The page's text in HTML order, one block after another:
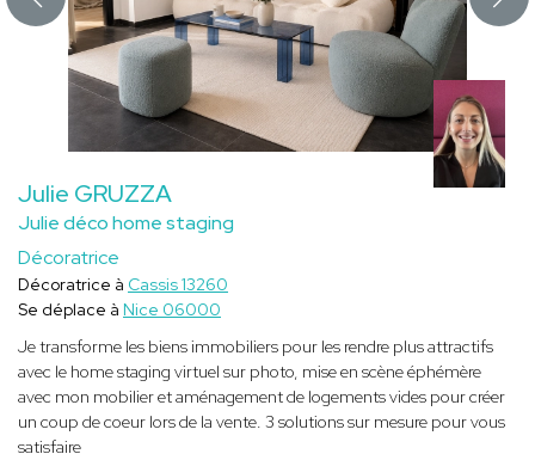
Julie GRUZZA
Julie déco home staging
Décoratrice
Décoratrice à Cassis 13260
Se déplace à Nice 06000
Je transforme les biens immobiliers pour les rendre plus attractifs
avec le home staging virtuel sur photo, mise en scène éphémère
avec mon mobilier et aménagement de logements vides pour créer
un coup de coeur lors de la vente. 3 solutions sur mesure pour vous
satisfaire